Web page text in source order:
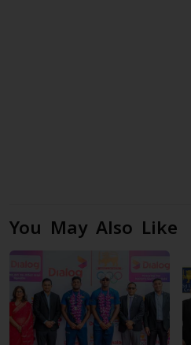
You May Also Like